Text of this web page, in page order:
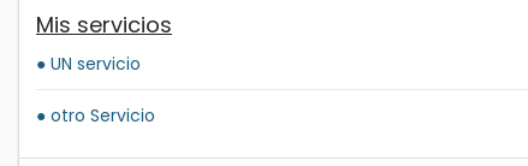
Mis servicios
● UN servicio
● otro Servicio